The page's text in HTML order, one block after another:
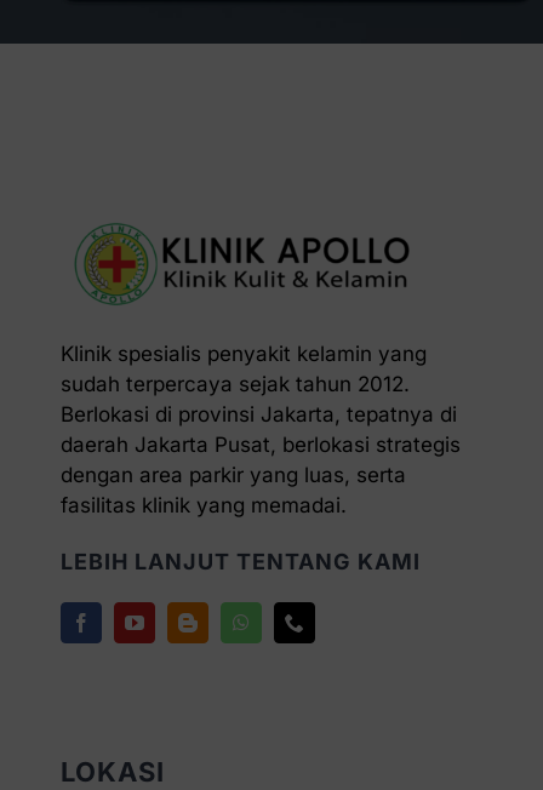
Klinik spesialis penyakit kelamin yang
sudah terpercaya sejak tahun 2012.
Berlokasi di provinsi Jakarta, tepatnya di
daerah Jakarta Pusat, berlokasi strategis
dengan area parkir yang luas, serta
fasilitas klinik yang memadai.
LEBIH LANJUT TENTANG KAMI
LOKASI